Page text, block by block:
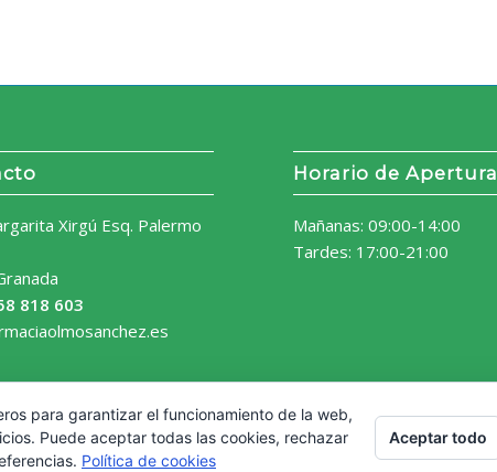
Xirgú Esq. Palermo
818 603
Horario de Apertura
Mañanas: 09:00-14:00
Tardes: 17:00-21:00
para garantizar el funcionamiento de la web,
Puede aceptar todas las cookies, rechazar
Política de cookies
Aceptar todo